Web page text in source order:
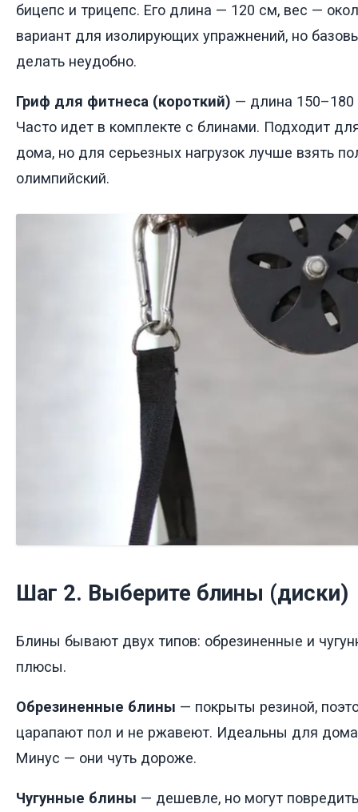
бицепс и трицепс. Его длина — 120 см, вес —
вариант для изолирующих упражнений, но
делать неудобно.
Гриф для фитнеса (короткий) — длина 150–180
Часто идет в комплекте с блинами. Подходит
дома, но для серьезных нагрузок лучше взять
олимпийский.
Шаг 2. Выберите блины (диски)
Блины бывают двух типов: обрезиненные и
плюсы.
Обрезиненные блины — покрыты резиной,
царапают пол и не ржавеют. Идеальны для
Минус — они чуть дороже.
Чугунные блины — дешевле, но могут